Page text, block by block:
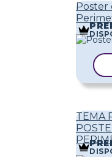
Poster
TEMA